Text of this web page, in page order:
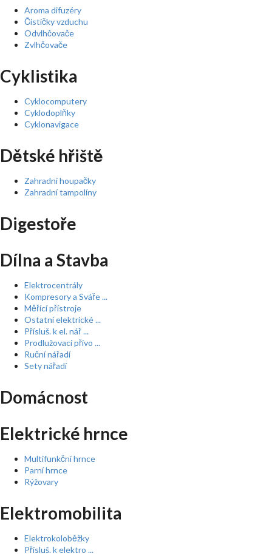
Aroma difuzéry
Čističky vzduchu
Odvlhčovače
Zvlhčovače
Cyklistika
Cyklocomputery
Cyklodoplňky
Cyklonavigace
Dětské hřiště
Zahradní houpačky
Zahradní tampolíny
Digestoře
Dílna a Stavba
Elektrocentrály
Kompresory a Sváře ...
Měřící přístroje
Ostatní elektrické ...
Přísluš. k el. nář ...
Prodlužovací přívo ...
Ruční nářadí
Sety nářadí
Domácnost
Elektrické hrnce
Multifunkční hrnce
Parní hrnce
Rýžovary
Elektromobilita
Elektrokoloběžky
Přísluš. k elektro ...